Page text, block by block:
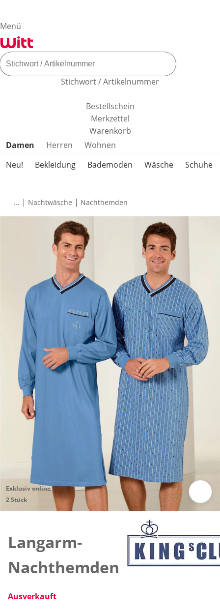
Menü
Stichwort / Artikelnummer
Bestellschein
Merkzettel
Warenkorb
Produktkategorien überspringen
Damen Herren
Wohnen
Neu!
Bekleidung Bademoden Wäsche Schuhe
... | Nachtwäsche | Nachthemden
Exklusiv online
2 Stück
Langarm-
Nachthemden
Ausverkauft